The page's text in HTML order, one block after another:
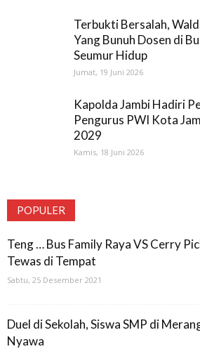
Terbukti Bersalah,
Yang Bunuh Dosen di
Seumur Hidup
Jumat, 19 Juni 2026
Kapolda Jambi Hadiri
Pengurus PWI Kota
2029
Kamis, 18 Juni 2026
POPULER
Teng … Bus Family Raya VS Cerry
Tewas di Tempat
Sabtu, 25 Desember 2021
Duel di Sekolah, Siswa SMP di
Nyawa